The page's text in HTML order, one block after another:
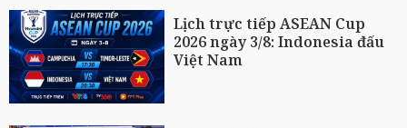
Lịch trực tiếp ASEAN Cup
2026 ngày 3/8: Indonesia đấu
Việt Nam